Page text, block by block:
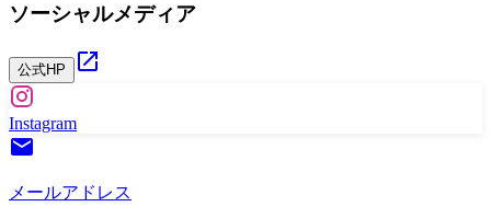
ソーシャルメディア
公式HP
Instagram
メールアドレス